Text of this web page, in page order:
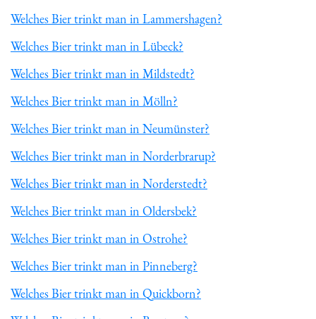
Welches Bier trinkt man in Lammershagen?
Welches Bier trinkt man in Lübeck?
Welches Bier trinkt man in Mildstedt?
Welches Bier trinkt man in Mölln?
Welches Bier trinkt man in Neumünster?
Welches Bier trinkt man in Norderbrarup?
Welches Bier trinkt man in Norderstedt?
Welches Bier trinkt man in Oldersbek?
Welches Bier trinkt man in Ostrohe?
Welches Bier trinkt man in Pinneberg?
Welches Bier trinkt man in Quickborn?